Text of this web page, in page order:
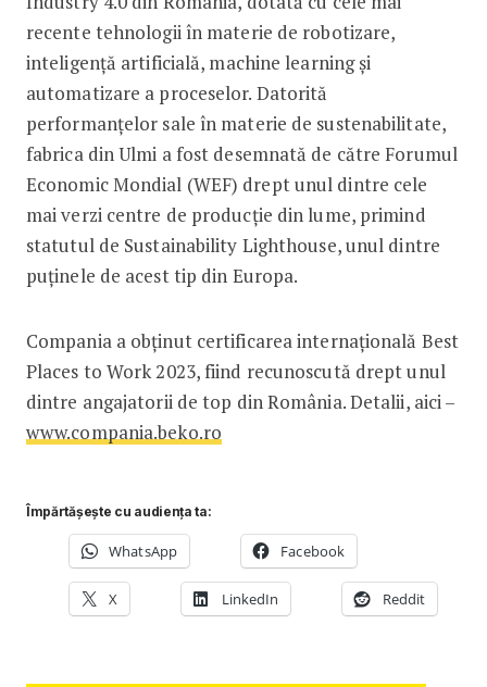
recente tehnologii în materie de robotizare,
inteligență artificială, machine learning și
automatizare a proceselor. Datorită
performanțelor sale în materie de sustenabilitate,
fabrica din Ulmi a fost desemnată de către Forumul
Economic Mondial (WEF) drept unul dintre cele
mai verzi centre de producție din lume, primind
statutul de Sustainability Lighthouse, unul dintre
puținele de acest tip din Europa.
Compania a obținut certificarea internațională Best
Places to Work 2023, fiind recunoscută drept unul
dintre angajatorii de top din România. Detalii, aici –
www.compania.beko.ro
Împărtășește cu audiența ta:
WhatsApp Facebook
X LinkedIn Reddit